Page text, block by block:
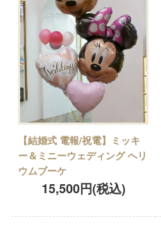
【結婚式 電報/祝電】ミッキ
ー＆ミニーウェディング ヘリ
ウムブーケ
15,500円(税込)